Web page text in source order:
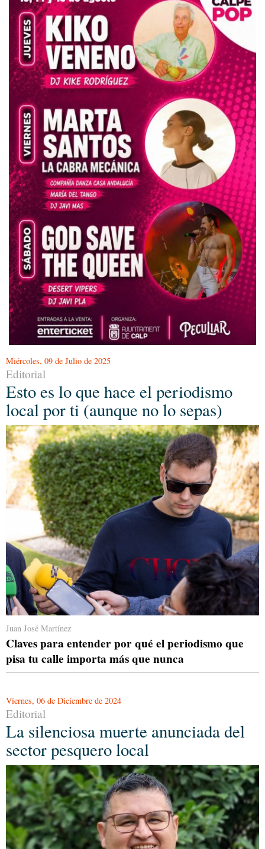
Miércoles, 09 de Julio de 2025
Editorial
Esto es lo que hace el periodismo
local por ti (aunque no lo sepas)
Juan José Martínez
Claves para entender por qué el periodismo que
pisa tu calle importa más que nunca
Viernes, 06 de Diciembre de 2024
Editorial
La silenciosa muerte anunciada del
sector pesquero local